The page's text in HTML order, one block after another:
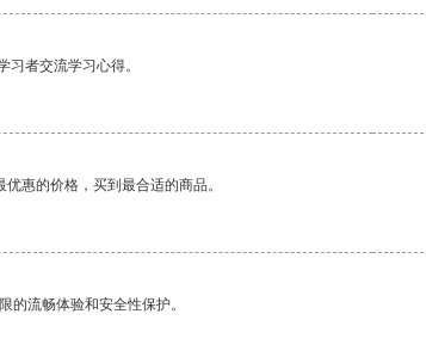
者交流学习心得。
惠的价格，买到最合适的商品。
的流畅体验和安全性保护。